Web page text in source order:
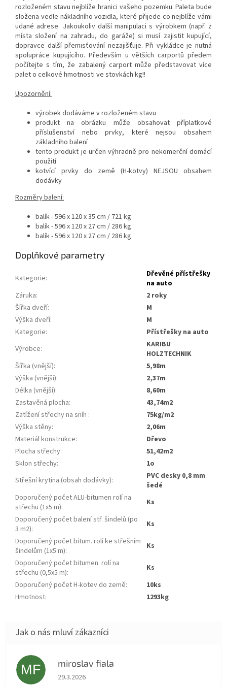
rozloženém stavu nejblíže hranici vašeho pozemku. Paleta bude
složena vedle nákladního vozidla, které přijede co nejblíže vámi
udané adrese. Jakoukoliv další manipulaci s výrobkem (např. z
místa složení na zahradu, do garáže) si musí zajistit kupující,
dopravce další přemisťování nezajišťuje. Při vykládce je nutná
spolupráce kupujícího. Především u větších carportů předem
počítejte s tím, že zabalený carport může představovat více
palet o celkové hmotnosti ve stovkách kg!!
Upozornění:
výrobek dodáváme v rozloženém stavu
produkt na obrázku může obsahovat příplatkové
příslušenství nebo prvky, které nejsou obsahem
základního balení
tento produkt je určen výhradně pro nekomerční domácí
použití
kotvící prvky do země (H-kotvy) NEJSOU obsahem
dodávky
Rozměry balení:
balík - 596 x 120 x 35 cm / 721 kg
balík - 596 x 120 x 27 cm / 286 kg
balík - 596 x 120 x 27 cm / 286 kg
Doplňkové parametry
Kategorie:
Dřevěné přístřešky
na auto
Záruka:
2 roky
Šířka dveří:
m
Výška dveří:
m
Kategorie:
přístřešky na auto
Výrobce:
KARIBU
HOLZTECHNIK
Šířka (vnější):
5,98m
Výška (vnější):
2,37m
Délka (vnější):
8,60m
Zastavěná plocha:
43,74m2
Zatížení střechy na sníh :
75kg/m2
Výška stěny:
2,06m
Materiál konstrukce:
dřevo
Plocha střechy:
51,42m2
Sklon střechy:
1o
Střešní krytina (obsah dodávky):
PVC desky 0,8 mm
šedé
Doporučený počet ALU-bitumen rolí na
střechu (1x5 m):
ks
Doporučený počet balení stř. šindelů (po
3 m2):
ks
Doporučený počet bitum. rolí ke střešním
šindelům (1x5 m):
ks
Doporučený počet bitumen. rolí na
střechu (0,5x5 m):
ks
Doporučený počet H-kotev do země:
10ks
Hmotnost: 1293kg
MF miroslav fiala
Hodnocení obchodu je 5 z 5 hvězdiček.
29.3.2026